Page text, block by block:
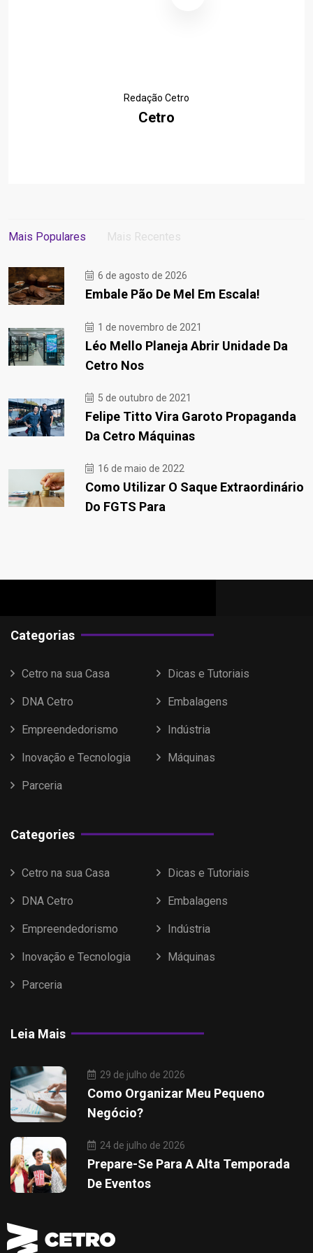
Redação Cetro
Cetro
Mais Populares Mais Recentes
6 de agosto de 2026
Embale Pão De Mel Em Escala!
1 de novembro de 2021
Léo Mello Planeja Abrir Unidade Da
Cetro Nos
5 de outubro de 2021
Felipe Titto Vira Garoto Propaganda
Da Cetro Máquinas
16 de maio de 2022
Como Utilizar O Saque Extraordinário
Do FGTS Para
Categorias
Cetro na sua Casa Dicas e Tutoriais
DNA Cetro Embalagens
Empreendedorismo Indústria
Inovação e Tecnologia Máquinas
Parceria
Categories
Cetro na sua Casa Dicas e Tutoriais
DNA Cetro Embalagens
Empreendedorismo Indústria
Inovação e Tecnologia Máquinas
Parceria
Leia Mais
29 de julho de 2026
Como Organizar Meu Pequeno
Negócio?
24 de julho de 2026
Prepare-Se Para A Alta Temporada
De Eventos